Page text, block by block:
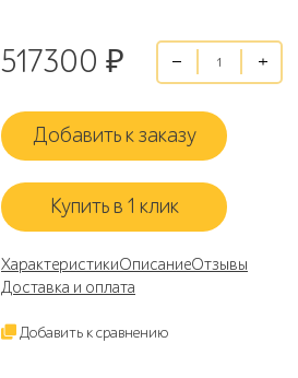
517300 ₽
Добавить к заказу
Купить в 1 клик
ХарактеристикиОписаниеОтзывы
Доставка и оплата
Добавить к сравнению